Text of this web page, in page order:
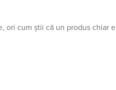
ori cum știi că un produs chiar e